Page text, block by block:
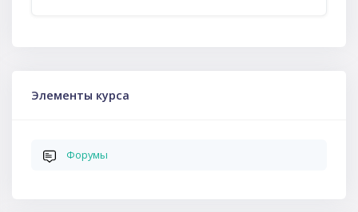
Элементы курса
Форумы